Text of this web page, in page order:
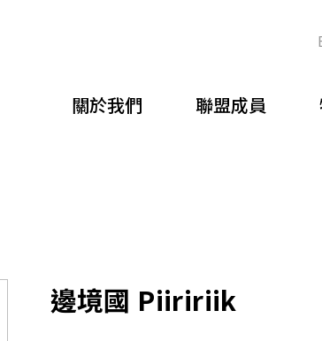
關於我們 聯盟成員
邊境國 Piiririik